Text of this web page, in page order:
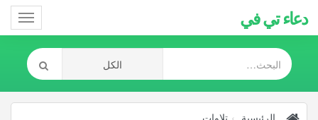
دعاء تي في
الرئيسية
تلاوات